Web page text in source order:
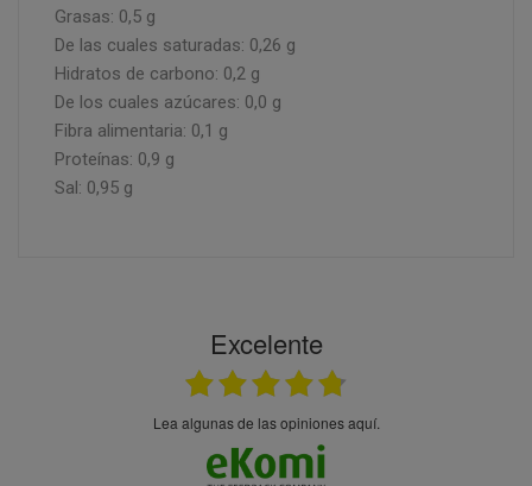
Grasas: 0,5 g
De las cuales saturadas: 0,26 g
Hidratos de carbono: 0,2 g
De los cuales azúcares: 0,0 g
Fibra alimentaria: 0,1 g
Proteínas: 0,9 g
Sal: 0,95 g
Excelente
Lea algunas de las opiniones aquí.